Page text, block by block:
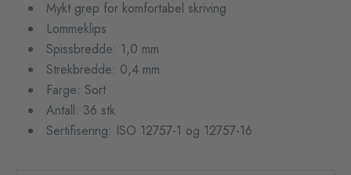
Mykt grep for komfortabel skriving
Lommeklips
Spissbredde: 1,0 mm
Strekbredde: 0,4 mm
Farge: Sort
Antall: 36 stk
Sertifisering: ISO 12757-1 og 12757-16